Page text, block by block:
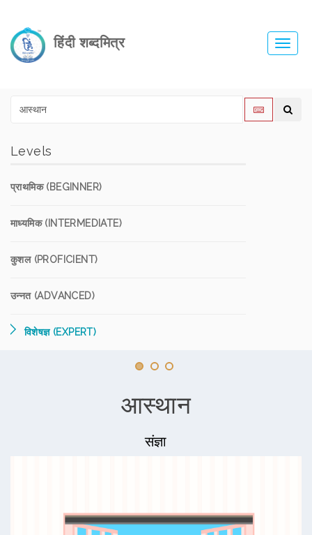
हिंदी शब्दमित्र
Levels
प्राथमिक (BEGINNER)
माध्यमिक (INTERMEDIATE)
कुशल (PROFICIENT)
उन्नत (ADVANCED)
विशेषज्ञ (EXPERT)
आस्थान
संज्ञा